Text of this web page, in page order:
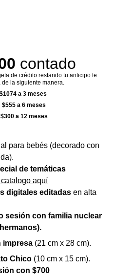
para bebés (decorado con
de temáticas
catalogo aquí
digitales editadas en alta
sesión con familia nuclear
impresa (21 cm x 28 cm).
Chico (10 cm x 15 cm).
con $700
contado
de crédito restando tu anticipo te
de la siguiente manera.
$1074 a 3 meses
$555 a 6 meses
$300 a 12 meses